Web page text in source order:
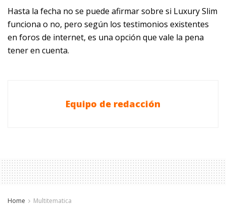
Hasta la fecha no se puede afirmar sobre si Luxury Slim
funciona o no, pero según los testimonios existentes
en foros de internet, es una opción que vale la pena
tener en cuenta.
Equipo de redacción
Home Multitematica